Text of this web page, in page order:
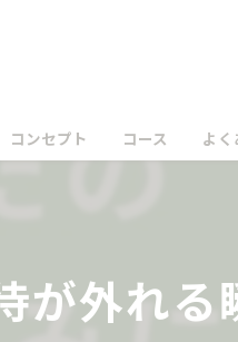
コンセプト コース よ
が外れる